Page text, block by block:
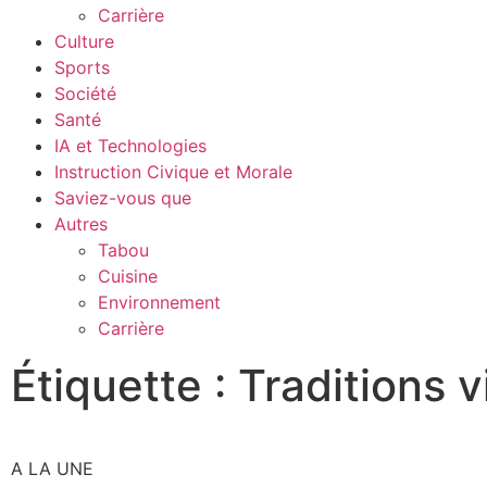
Carrière
Culture
Sports
Société
Santé
IA et Technologies
Instruction Civique et Morale
Saviez-vous que
Autres
Tabou
Cuisine
Environnement
Carrière
Étiquette : Traditions
A LA UNE